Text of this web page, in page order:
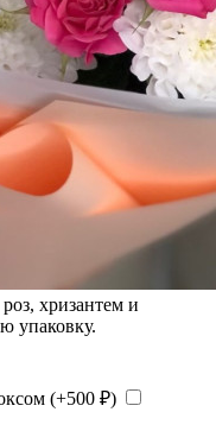
хризантем и
упаковку.
(+500 ₽)